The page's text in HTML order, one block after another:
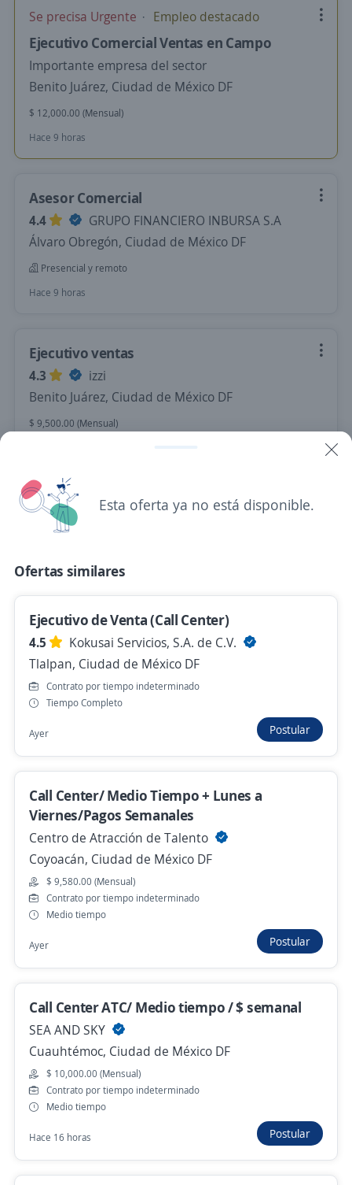
Se precisa Urgente Empleo destacado
Ejecutivo Comercial Ventas en Campo
Importante empresa del sector
Benito Juárez, Ciudad de México DF
$ 12,000.00 (Mensual)
Hace 9 horas
Asesor Comercial
4.4
GRUPO FINANCIERO INBURSA S.A
Álvaro Obregón, Ciudad de México DF
Presencial y remoto
Hace 9 horas
Ejecutivo ventas
4.3
izzi
Benito Juárez, Ciudad de México DF
$ 9,500.00 (Mensual)
Ejecutivo de ventas/Cambaceo
$ 12,000.00 (Mensual)
Ejecutivo de ventas
4.1
GAYOSSO
Cuauhtémoc, Ciudad de México DF
Hace 9 horas
Empleo destacado
Ejecutivo Telefónico de Ventas
3.8
Smart Jobs
Venustiano Carranza, Ciudad de México DF
$ 12,000.00 (Mensual) + Comisiones
Hace 10 horas
Ejecutivo de Atención A Clientes Y Ventas
Tlalpan, Ciudad de México DF
Hace 10 horas
Empleo destacado
3.8
Smart Jobs
Venustiano Carranza, Ciudad de México DF
Esta oferta ya no está disponible.
Ofertas similares
Ejecutivo de Venta (Call Center)
4.5
Kokusai Servicios, S.A. de C.V.
Tlalpan, Ciudad de México DF
Contrato por tiempo indeterminado
Tiempo Completo
Ayer Postular
Call Center/ Medio Tiempo + Lunes a
Viernes/Pagos Semanales
Centro de Atracción de Talento
Coyoacán, Ciudad de México DF
$ 9,580.00 (Mensual)
Contrato por tiempo indeterminado
Medio tiempo
Ayer Postular
Call Center ATC/ Medio tiempo / $ semanal
SEA AND SKY
Cuauhtémoc, Ciudad de México DF
$ 10,000.00 (Mensual)
Contrato por tiempo indeterminado
Medio tiempo
Hace 16 horas Postular